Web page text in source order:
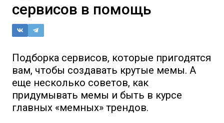
сервисов в помощь
Подборка сервисов, которые пригодятся
вам, чтобы создавать крутые мемы. А
еще несколько советов, как
придумывать мемы и быть в курсе
главных «мемных» трендов.